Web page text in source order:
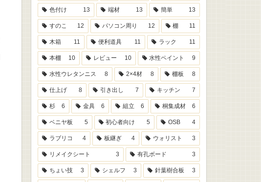
色付け 13 端材 13 簡単 13
すのこ 12 パソコン周り 12 棚 11
木箱 11 便利道具 11 ラック 11
本棚 10 レビュー 10 水性ペイント 9
水性ウレタンニス 8 2×4材 8 棚板 8
仕上げ 8 引き出し 7 キッチン 7
杉 6 金具 6 組立 6 桐集成材 6
ベニヤ板 5 初心者向け 5 OSB 4
ラブリコ 4 板継ぎ 4 ウォリスト 3
リメイクシート 3 有孔ボード 3
ちょい技 3 シェルフ 3 針葉樹合板 3